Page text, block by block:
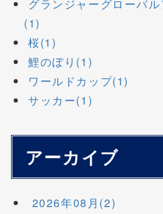
グランジャーグローバ
(1)
桜(1)
鯉のぼり(1)
ワールドカップ(1)
サッカー(1)
アーカイブ
2026年08月(2)